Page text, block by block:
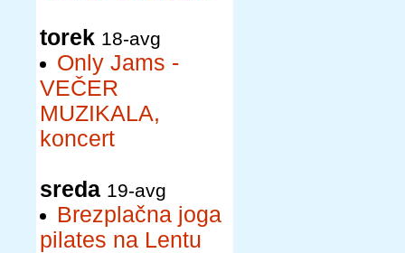
torek 18-avg
Only Jams -
VEČER
MUZIKALA,
koncert
sreda 19-avg
Brezplačna joga
pilates na Lentu